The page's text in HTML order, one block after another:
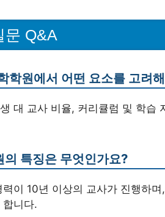
문 Q&A
학원에서 어떤 요소를 고려
대 교사 비율, 커리큘럼 및 학습
특징은 무엇인가요?
이 10년 이상의 교사가 진행하
합니다.